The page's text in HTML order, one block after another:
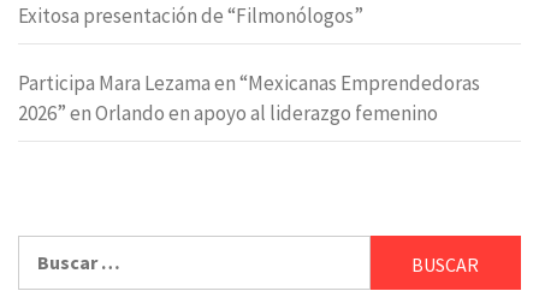
Exitosa presentación de “Filmonólogos”
Participa Mara Lezama en “Mexicanas Emprendedoras
2026” en Orlando en apoyo al liderazgo femenino